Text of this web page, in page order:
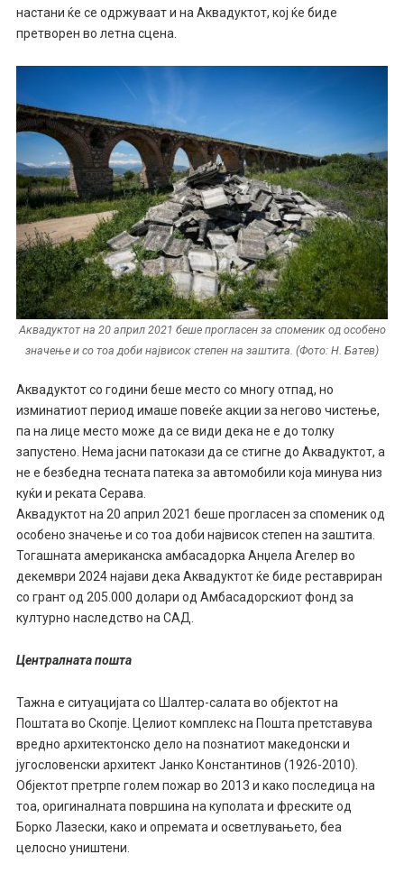
настани ќе се одржуваат и на ​Аквадуктот, кој ќе биде
претворен во летна сцена.
Аквадуктот на 20 април 2021 беше прогласен за споменик од особено
значење и со тоа доби највисок степен на заштита. (Фото: Н. Батев)
Аквадуктот со години беше место со многу отпад, но
изминатиот период имаше повеќе акции за негово чистење,
па на лице место може да се види дека не е до толку
запустено. Нема јасни патокази да се стигне до Аквадуктот, а
не е безбедна тесната патека за автомобили која минува низ
куќи и реката Серава.
Аквадуктот на 20 април 2021 беше прогласен за споменик од
особено значење и со тоа доби највисок степен на заштита.
Тогашната американска амбасадорка Анџела Агелер во
декември 2024 најави дека Аквадуктот ќе биде реставриран
со грант од 205.000 долари од Амбасадорскиот фонд за
културно наследство на САД.
Централната пошта
Тажна е ситуацијата со Шалтер-салата во објектот на
Поштата во Скопје. Целиот комплекс на Пошта претставува
вредно архитектонско дело на познатиот македонски и
југословенски архитект Јанко Константинов (1926-2010).
Објектот претрпе голем пожар во 2013 и како последица на
тоа, оригиналната површина на куполата и фреските од
Борко Лазески, како и опремата и осветлувањето, беа
целосно уништени.